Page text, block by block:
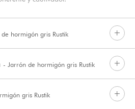
hormigón gris Rustik
- Jarrón de hormigón gris Rustik
gris Rustik